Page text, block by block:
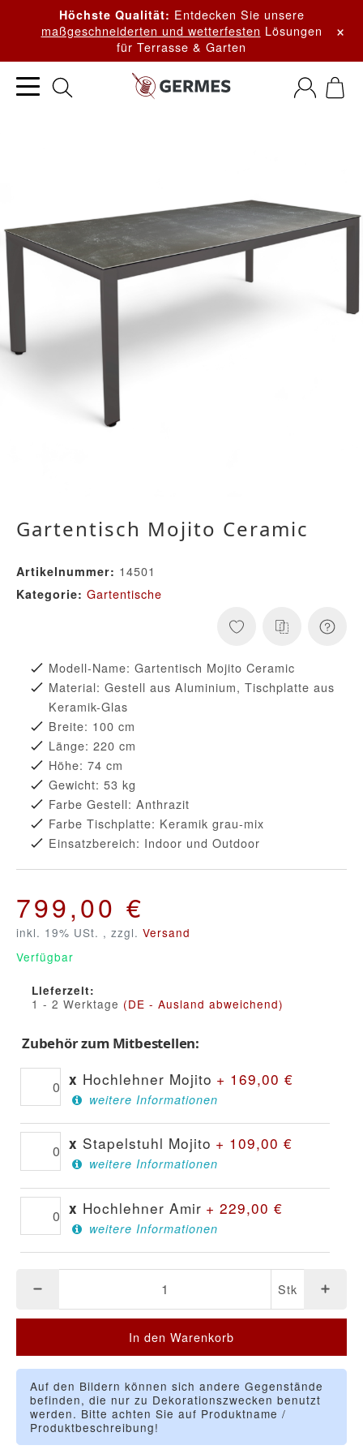
Höchste Qualität: Entdecken Sie unsere
maßgeschneiderten und wetterfesten Lösungen
für Terrasse & Garten
×
Gartentisch Mojito Ceramic
Artikelnummer: 14501
Kategorie: Gartentische
Modell-Name: Gartentisch Mojito Ceramic
Material: Gestell aus Aluminium, Tischplatte aus
Keramik-Glas
Breite: 100 cm
Länge: 220 cm
Höhe: 74 cm
Gewicht: 53 kg
Farbe Gestell: Anthrazit
Farbe Tischplatte: Keramik grau-mix
Einsatzbereich: Indoor und Outdoor
799,00 €
inkl. 19% USt. , zzgl. Versand
Verfügbar
Lieferzeit:
1 - 2 Werktage (DE - Ausland abweichend)
Zubehör zum Mitbestellen:
x Hochlehner Mojito + 169,00 €
weitere Informationen
x Stapelstuhl Mojito + 109,00 €
weitere Informationen
x Hochlehner Amir + 229,00 €
weitere Informationen
Stk
In den Warenkorb
Auf den Bildern können sich andere Gegenstände
befinden, die nur zu Dekorationszwecken benutzt
werden. Bitte achten Sie auf Produktname /
Produktbeschreibung!